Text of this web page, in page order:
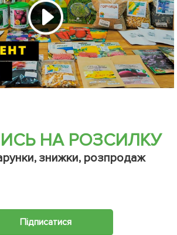
НА РОЗСИЛКУ
знижки, розпродаж
Підписатися